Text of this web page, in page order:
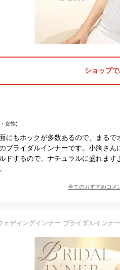
ショップ
女性)
にもホックが多数あるので、まる
ブライダルインナーです。小胸さ
ドするので、ナチュラルに盛れま
全てのおすすめコメ